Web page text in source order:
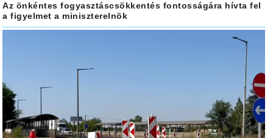
Az önkéntes fogyasztáscsökkentés fontosságára hívta fel
a figyelmet a miniszterelnök